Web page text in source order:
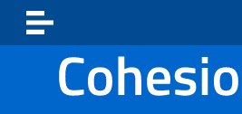
Vai ai contenuti
Vai al footer